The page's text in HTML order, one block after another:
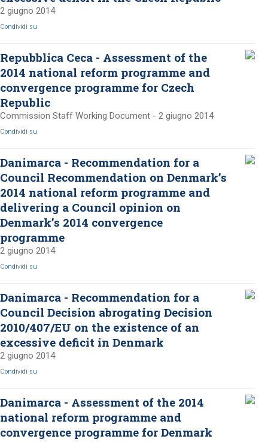
2 giugno 2014
Condividi su
Repubblica Ceca - Assessment of the
2014 national reform programme and
convergence programme for Czech
Republic
Commission Staff Working Document - 2 giugno 2014
Condividi su
Danimarca - Recommendation for a
Council Recommendation on Denmark’s
2014 national reform programme and
delivering a Council opinion on
Denmark’s 2014 convergence
programme
2 giugno 2014
Condividi su
Danimarca - Recommendation for a
Council Decision abrogating Decision
2010/407/EU on the existence of an
excessive deficit in Denmark
2 giugno 2014
Condividi su
Danimarca - Assessment of the 2014
national reform programme and
convergence programme for Denmark